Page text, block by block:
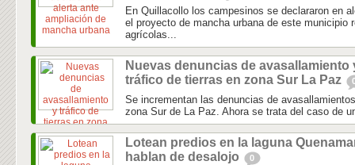
En Quillacollo los campesinos se declararon en
el proyecto de mancha urbana de este municipio
agrícolas...
Nuevas denuncias de avasallamiento
tráfico de tierras en zona Sur La Paz
Se incrementan las denuncias de
zona Sur de La Paz. Ahora se trata del caso de
Lotean predios en la laguna
hablan de desalojo
0